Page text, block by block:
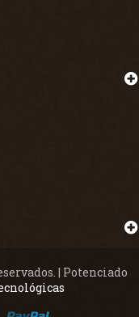
| Potenciado